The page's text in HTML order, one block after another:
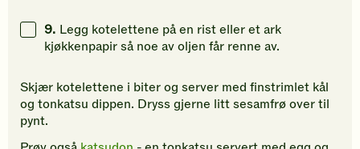
9. Legg kotelettene på en rist eller et ark
kjøkkenpapir så noe av oljen får renne av.
Skjær kotelettene i biter og server med finstrimlet kål
og tonkatsu dippen. Dryss gjerne litt sesamfrø over til
pynt.